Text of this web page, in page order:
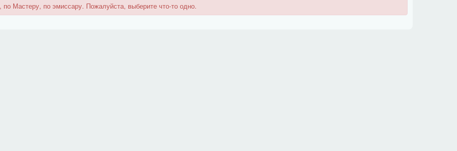
Мастеру, по эмиссару. Пожалуйста, выберите что-то одно.